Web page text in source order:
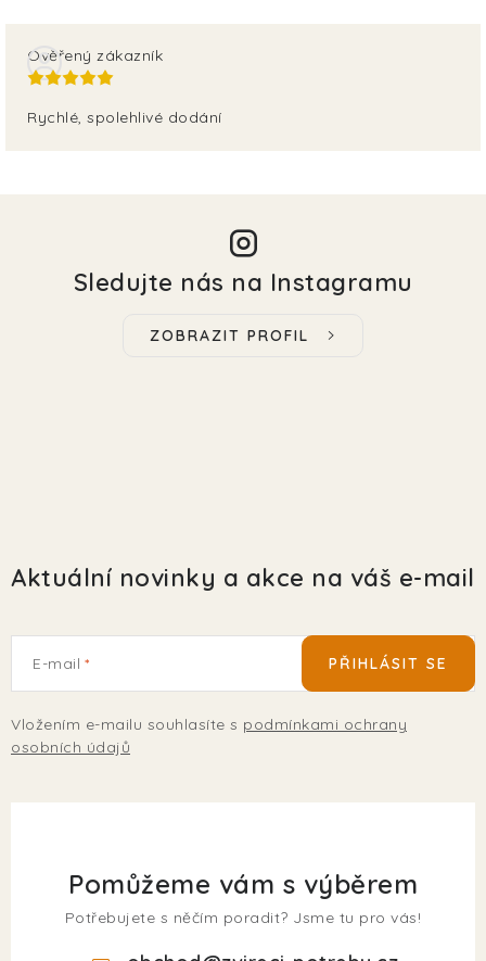
Ověřený zákazník
Rychlé, spolehlivé dodání
Sledujte nás na Instagramu
ZOBRAZIT PROFIL
Aktuální novinky a akce na váš e-mail
E-mail
Vložením e-mailu souhlasíte s podmínkami ochrany
osobních údajů
PŘIHLÁSIT SE
Pomůžeme vám s výběrem
Potřebujete s něčím poradit? Jsme tu pro vás!